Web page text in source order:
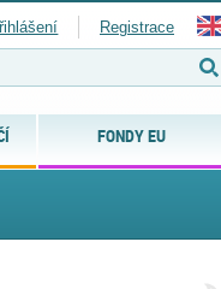
FONDY EU
Registrace